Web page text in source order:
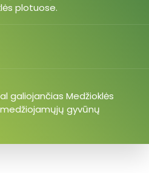
plotuose.
galiojančias Medžioklės
gyvūnų